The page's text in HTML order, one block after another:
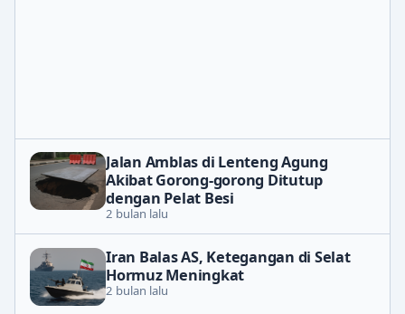
Jalan Amblas di Lenteng Agung
Akibat Gorong-gorong Ditutup
dengan Pelat Besi
2 bulan lalu
Iran Balas AS, Ketegangan di Selat
Hormuz Meningkat
2 bulan lalu